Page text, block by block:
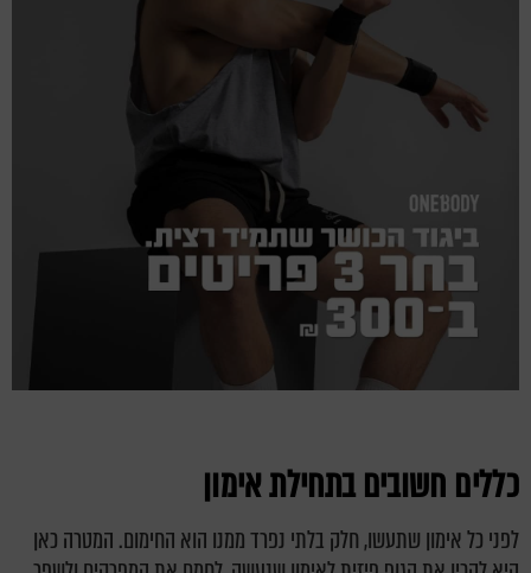
כללים חשובים בתחילת אימון
לפני כל אימון שתעשו, חלק בלתי נפרד ממנו הוא החימום. המטרה כאן